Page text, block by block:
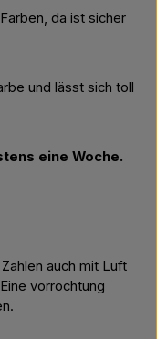
da ist sicher
und lässt sich toll
eine Woche.
auch mit Luft
vorrochtung